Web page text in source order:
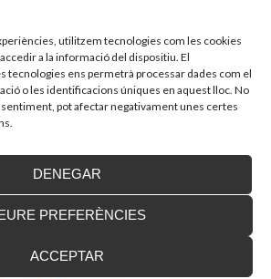
utilitzem tecnologies com les cookies
a la informació del dispositiu. El
tecnologies ens permetrà processar dades com el
o les identificacions úniques en aquest lloc. No
pot afectar negativament unes certes
ACCEPTAR
DENEGAR
PREFERÈNCIES
MÉS NOTÍCIES
05